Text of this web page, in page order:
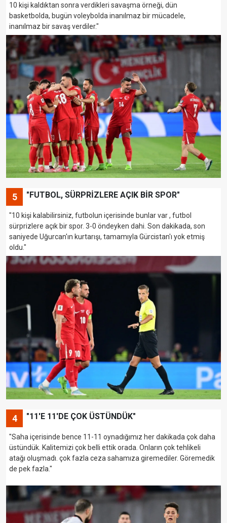
10 kişi kaldıktan sonra verdikleri savaşma örneği, dün
basketbolda, bugün voleybolda inanılmaz bir mücadele,
inanılmaz bir savaş verdiler."
5 "FUTBOL, SÜRPRİZLERE AÇIK BİR SPOR"
"10 kişi kalabilirsiniz, futbolun içerisinde bunlar var , futbol
sürprizlere açık bir spor. 3-0 öndeyken dahi. Son dakikada, son
saniyede Uğurcan'ın kurtarışı, tamamıyla Gürcistan'ı yok etmiş
oldu."
4 "11'E 11'DE ÇOK ÜSTÜNDÜK"
"Saha içerisinde bence 11-11 oynadığımız her dakikada çok daha
üstündük. Kalitemizi çok belli ettik orada. Onların çok tehlikeli
atağı oluşmadı. çok fazla ceza sahamıza giremediler. Göremedik
de pek fazla."